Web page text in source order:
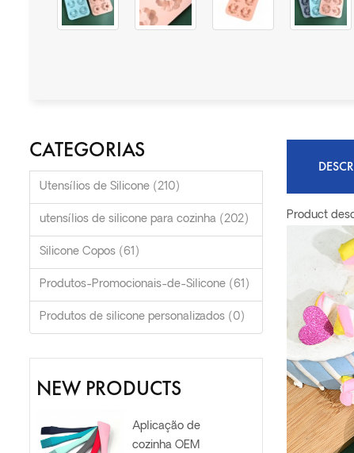
CATEGORIAS
Utensílios de Silicone (210)
utensílios de silicone para cozinha (202)
Silicone Copos (61)
Produtos-Promocionais-de-Silicone (61)
Produtos de silicone personalizados (0)
NEW PRODUCTS
Aplicação de
cozinha OEM
Product